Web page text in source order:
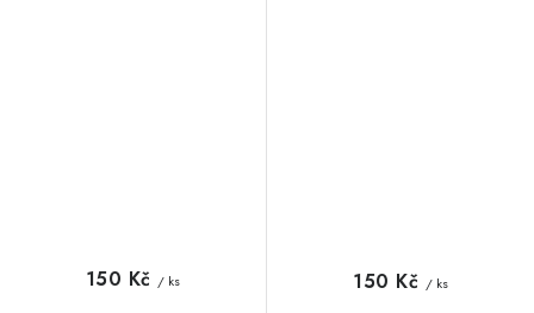
150 Kč / ks 150 Kč / ks